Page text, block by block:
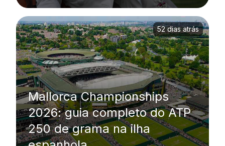
Mallorca Championships
2026: guia completo do ATP
250 de grama na ilha
52 dias atrás